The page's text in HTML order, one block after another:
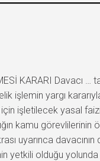
KARARI Davacı …
işlemin yargı
işletilecek yasal
kamu görevlilerinin
uyarınca davacının
yetkili olduğu